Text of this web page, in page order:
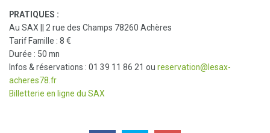
PRATIQUES :
Au SAX || 2 rue des Champs 78260 Achères
Tarif Famille : 8 €
Durée : 50 mn
Infos & réservations : 01 39 11 86 21 ou reservation@lesax-
acheres78.fr
Billetterie en ligne du SAX